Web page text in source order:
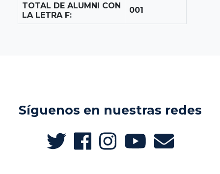
TOTAL DE ALUMNI CON
LA LETRA F:
001
Síguenos en nuestras redes